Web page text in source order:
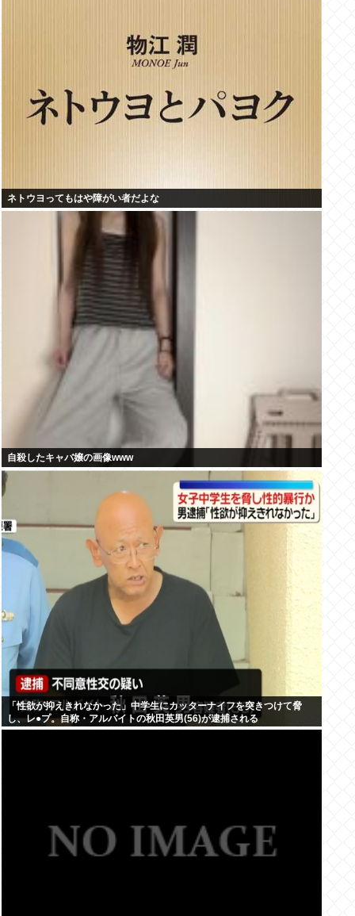
ネトウヨってもはや障がい者だよな
自殺したキャバ嬢の画像www
「性欲が抑えきれなかった」中学生にカッターナイフを突きつけて脅
し、レ●プ。自称・アルバイトの秋田英男(56)が逮捕される